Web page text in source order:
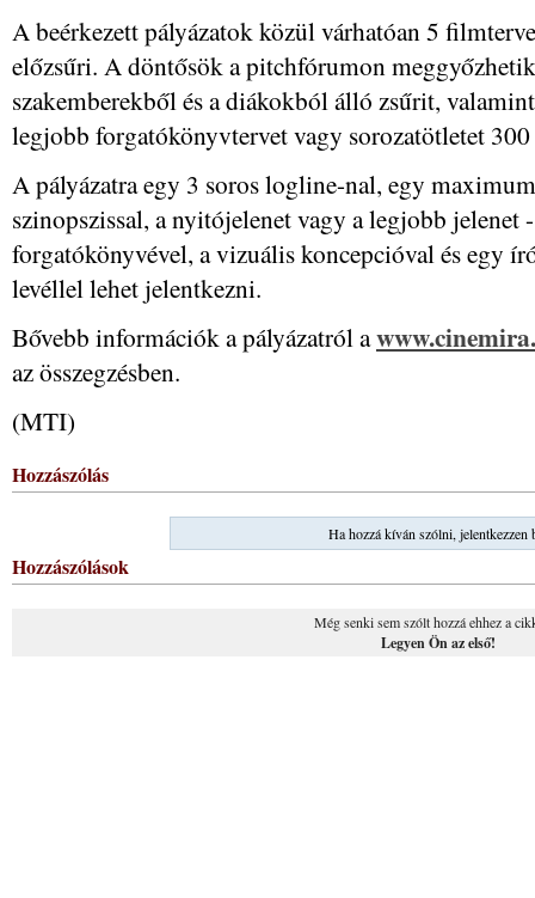
A beérkezett pályázatok közül várhatóan 5
előzsűri. A döntősök a pitchfórumon
szakemberekből és a diákokból álló zsűrit,
legjobb forgatókönyvtervet vagy sorozatötletet
A pályázatra egy 3 soros logline-nal, egy
szinopszissal, a nyitójelenet vagy a legjobb
forgatókönyvével, a vizuális koncepcióval és egy
levéllel lehet jelentkezni.
Bővebb információk a pályázatról a
az összegzésben.
(MTI)
Hozzászólás
Ha hozzá kíván szólni, jelentkezzen
Hozzászólások
Még senki sem szólt hozzá ehhez a
Legyen Ön az első!